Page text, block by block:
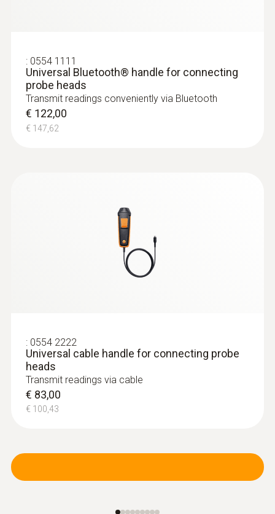
:0563 4408
testo 440 behaaglijkheids-CombiSet
: 0554 1111
Universal Bluetooth® handle for connecting
probe heads
Transmit readings conveniently via Bluetooth
€ 122,00
€ 147,62
: 0554 2222
Universal cable handle for connecting probe
heads
Transmit readings via cable
€ 83,00
€ 100,43